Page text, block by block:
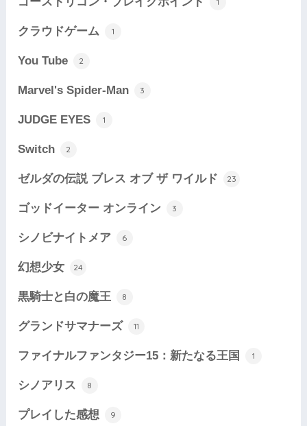
クラウドゲーム 1
You Tube 2
Marvel's Spider-Man 3
JUDGE EYES 1
Switch 2
ゼルダの伝説 ブレス オブ ザ ワイルド 23
ゴッドイーター オンライン 3
シノビナイトメア 6
幻想少女 24
黒騎士と白の魔王 8
グランドサマナーズ 11
ファイナルファンタジー15：新たなる王国 1
シノアリス 8
プレイした感想 9